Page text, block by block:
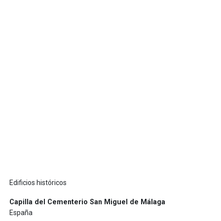
Edificios históricos
Capilla del Cementerio San Miguel de Málaga
España